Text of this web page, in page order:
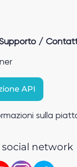
/
API
sulla
social network